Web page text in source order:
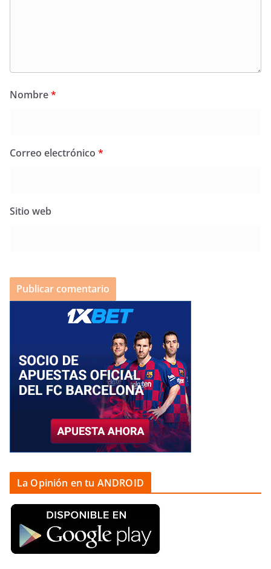
Nombre*
Correo electrónico *
Sitio web
La Opinión en tu ANDROID